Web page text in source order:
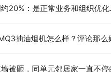
20%：是正常业务和组织优化调整
油烟机怎么样？评论那么好，真实性
砸，同单元邻居家一直不停的掉